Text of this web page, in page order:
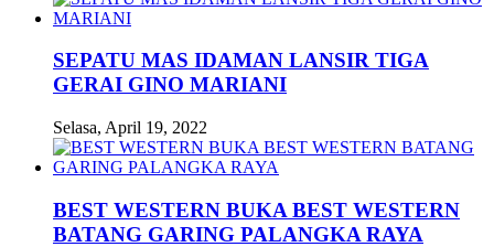
SEPATU MAS IDAMAN LANSIR TIGA
GERAI GINO MARIANI
Selasa, April 19, 2022
BEST WESTERN BUKA BEST WESTERN
BATANG GARING PALANGKA RAYA